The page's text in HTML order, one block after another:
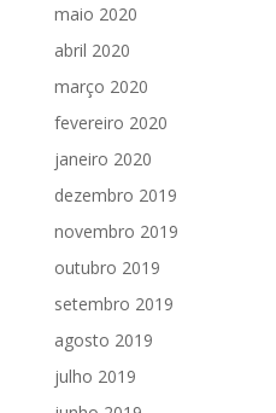
maio 2020
abril 2020
março 2020
fevereiro 2020
janeiro 2020
dezembro 2019
novembro 2019
outubro 2019
setembro 2019
agosto 2019
julho 2019